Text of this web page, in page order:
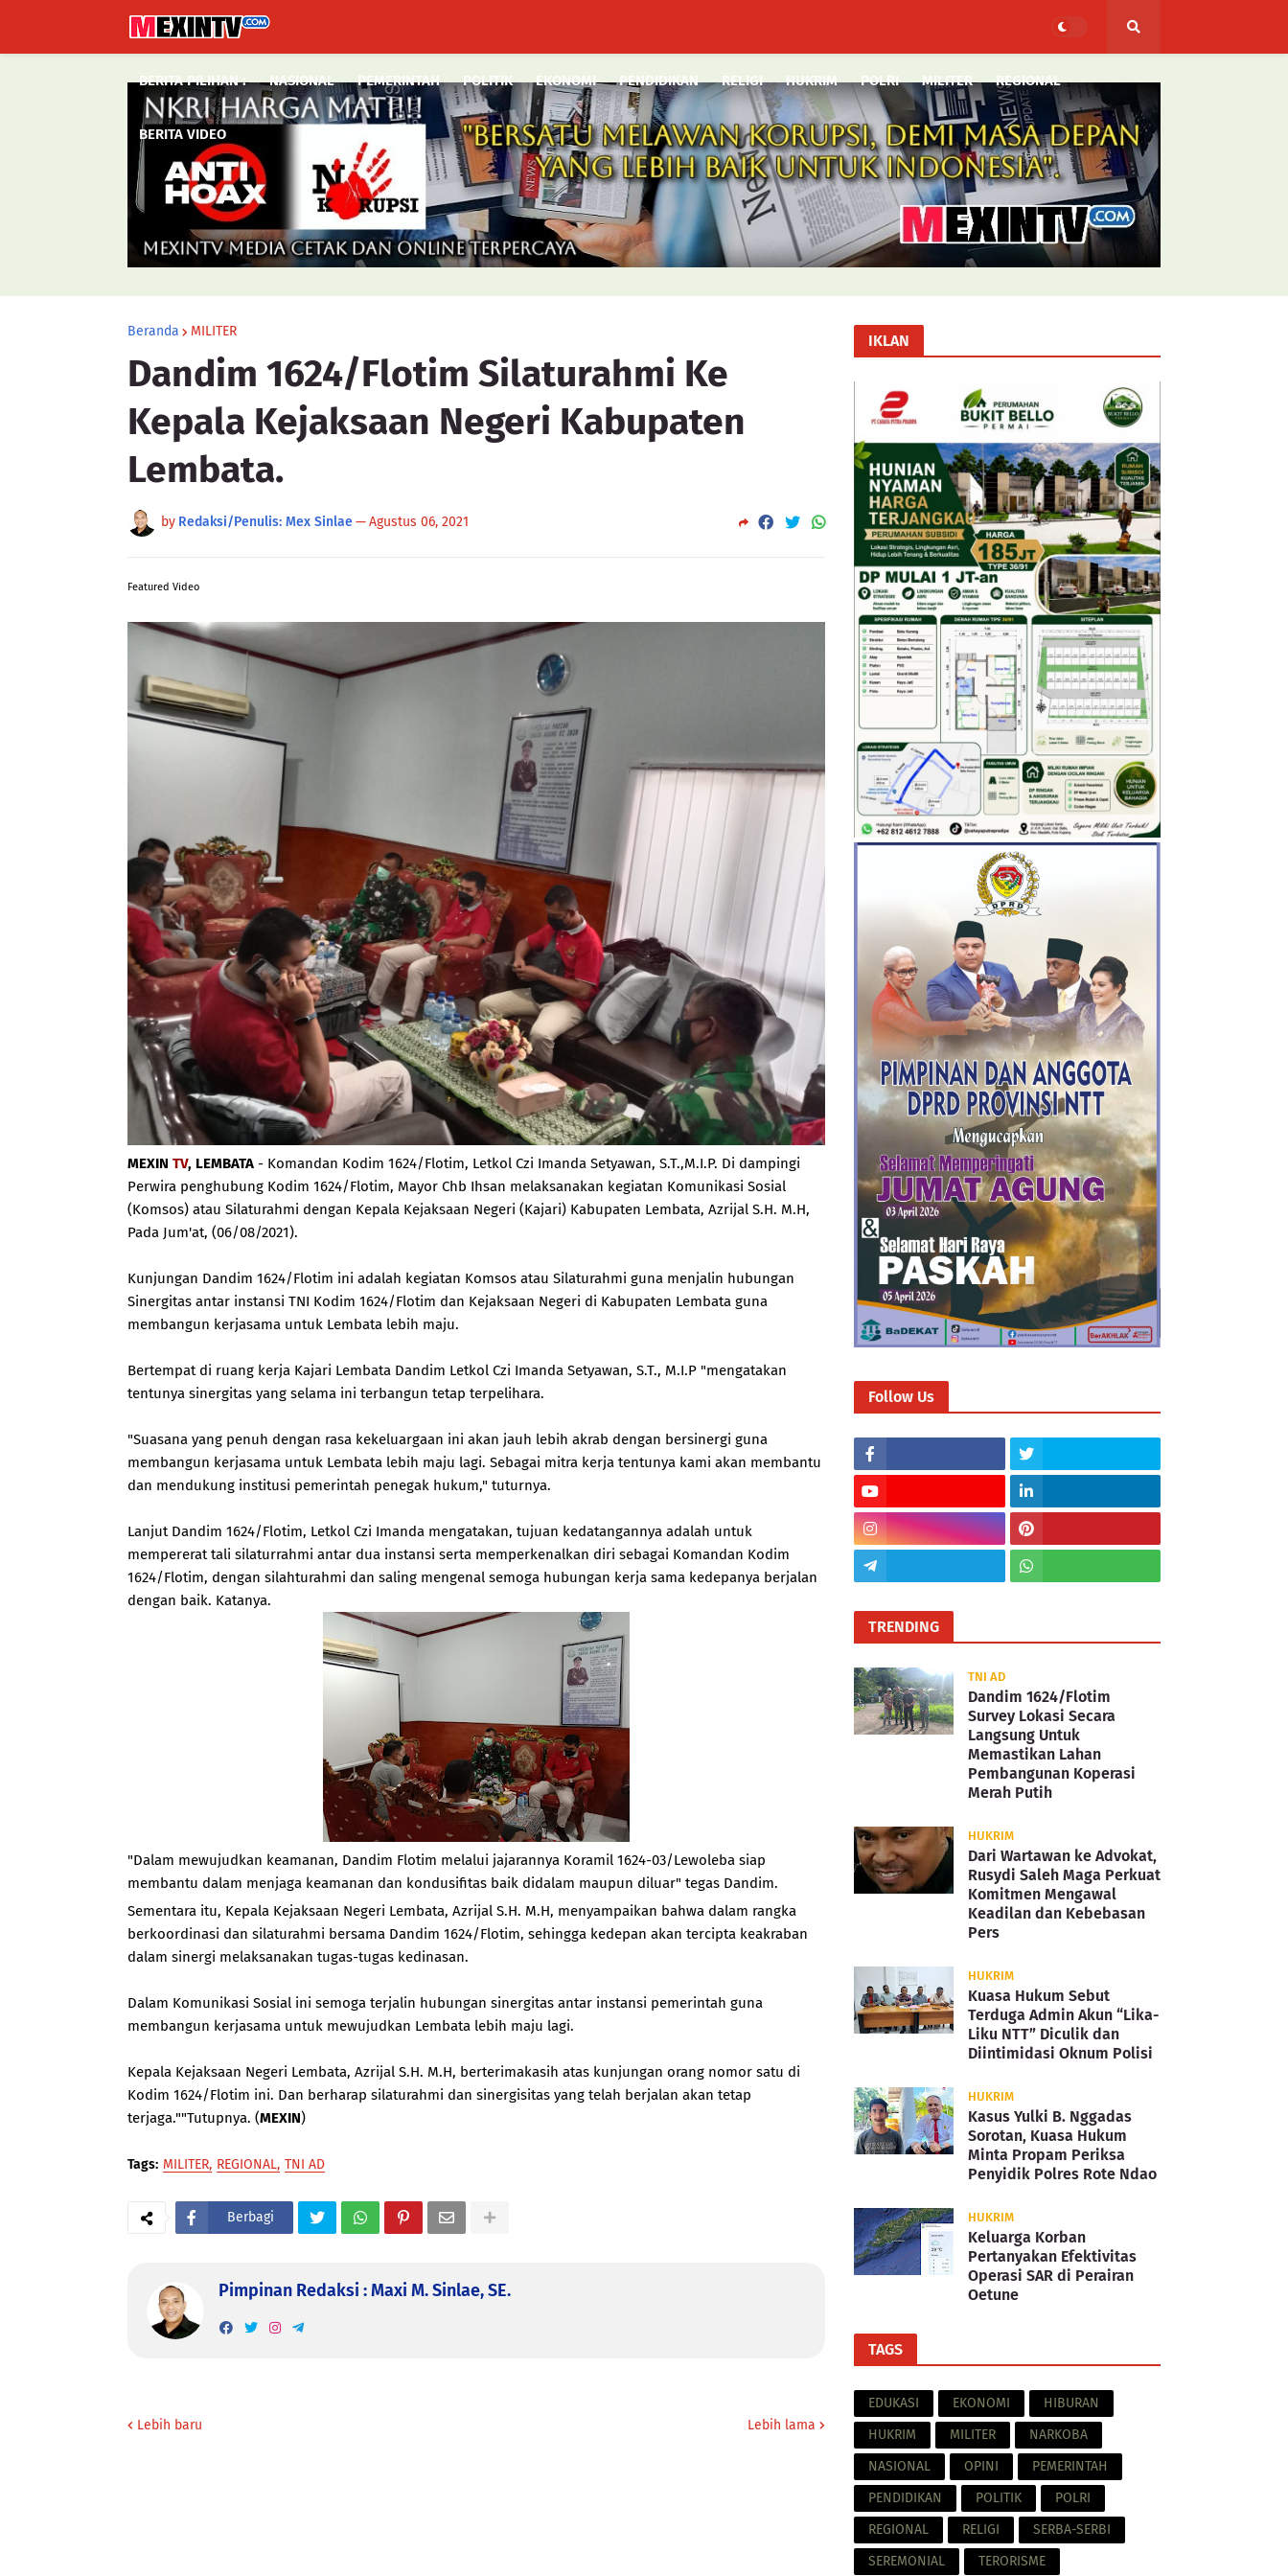
BERITA PILIHAN : NASIONAL PEMERINTAH POLITIK EKONOMI PENDIDIKAN RELIGI HUKRIM POLRI MILITER REGIONAL
BERITA VIDEO
Beranda MILITER
Dandim 1624/Flotim Silaturahmi Ke
Kepala Kejaksaan Negeri Kabupaten
Lembata.
by Redaksi/Penulis: Mex Sinlae—Agustus 06, 2021
Featured Video
MEXIN TV, LEMBATA - Komandan Kodim 1624/Flotim, Letkol Czi Imanda Setyawan, S.T.,M.I.P. Di dampingi
Perwira penghubung Kodim 1624/Flotim, Mayor Chb Ihsan melaksanakan kegiatan Komunikasi Sosial
(Komsos) atau Silaturahmi dengan Kepala Kejaksaan Negeri (Kajari) Kabupaten Lembata, Azrijal S.H. M.H,
Pada Jum'at, (06/08/2021).
Kunjungan Dandim 1624/Flotim ini adalah kegiatan Komsos atau Silaturahmi guna menjalin hubungan
Sinergitas antar instansi TNI Kodim 1624/Flotim dan Kejaksaan Negeri di Kabupaten Lembata guna
membangun kerjasama untuk Lembata lebih maju.
Bertempat di ruang kerja Kajari Lembata Dandim Letkol Czi Imanda Setyawan, S.T., M.I.P "mengatakan
tentunya sinergitas yang selama ini terbangun tetap terpelihara.
"Suasana yang penuh dengan rasa kekeluargaan ini akan jauh lebih akrab dengan bersinergi guna
membangun kerjasama untuk Lembata lebih maju lagi. Sebagai mitra kerja tentunya kami akan membantu
dan mendukung institusi pemerintah penegak hukum," tuturnya.
Lanjut Dandim 1624/Flotim, Letkol Czi Imanda mengatakan, tujuan kedatangannya adalah untuk
mempererat tali silaturrahmi antar dua instansi serta memperkenalkan diri sebagai Komandan Kodim
1624/Flotim, dengan silahturahmi dan saling mengenal semoga hubungan kerja sama kedepanya berjalan
dengan baik. Katanya.
"Dalam mewujudkan keamanan, Dandim Flotim melalui jajarannya Koramil 1624-03/Lewoleba siap
membantu dalam menjaga keamanan dan kondusifitas baik didalam maupun diluar" tegas Dandim.
Sementara itu, Kepala Kejaksaan Negeri Lembata, Azrijal S.H. M.H, menyampaikan bahwa dalam rangka
berkoordinasi dan silaturahmi bersama Dandim 1624/Flotim, sehingga kedepan akan tercipta keakraban
dalam sinergi melaksanakan tugas-tugas kedinasan.
Dalam Komunikasi Sosial ini semoga terjalin hubungan sinergitas antar instansi pemerintah guna
membangun kerjasama untuk mewujudkan Lembata lebih maju lagi.
Kepala Kejaksaan Negeri Lembata, Azrijal S.H. M.H, berterimakasih atas kunjungan orang nomor satu di
Kodim 1624/Flotim ini. Dan berharap silaturahmi dan sinergisitas yang telah berjalan akan tetap
terjaga.""Tutupnya. (MEXIN)
Tags: MILITER REGIONAL TNI AD
Berbagi
Pimpinan Redaksi : Maxi M. Sinlae, SE.
Lebih baru Lebih lama
IKLAN
Follow Us
TRENDING
TNI AD
Dandim 1624/Flotim
Survey Lokasi Secara
Langsung Untuk
Memastikan Lahan
Pembangunan Koperasi
Merah Putih
HUKRIM
Dari Wartawan ke Advokat,
Rusydi Saleh Maga Perkuat
Komitmen Mengawal
Keadilan dan Kebebasan
Pers
HUKRIM
Kuasa Hukum Sebut
Terduga Admin Akun “Lika-
Liku NTT” Diculik dan
Diintimidasi Oknum Polisi
HUKRIM
Kasus Yulki B. Nggadas
Sorotan, Kuasa Hukum
Minta Propam Periksa
Penyidik Polres Rote Ndao
HUKRIM
Keluarga Korban
Pertanyakan Efektivitas
Operasi SAR di Perairan
Oetune
TAGS
EDUKASI EKONOMI
HIBURAN
HUKRIM
MILITER
NARKOBA
NASIONAL
OPINI
PEMERINTAH
PENDIDIKAN
POLITIK
POLRI
REGIONAL
RELIGI
SERBA-SERBI
SEREMONIAL
TERORISME